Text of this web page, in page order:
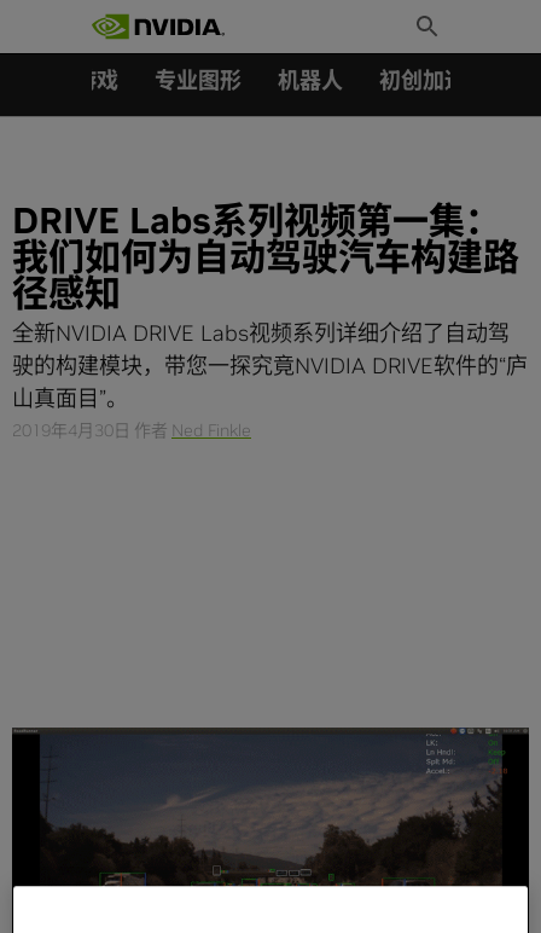
Toggle
Search
游戏 专业图形 机器人 初创加速会员成
DRIVE Labs系列视频第一集：
我们如何为自动驾驶汽车构建路
径感知
全新NVIDIA DRIVE Labs视频系列详细介绍了自动驾
驶的构建模块，带您一探究竟NVIDIA DRIVE软件的“庐
山真面目”。
2019年4月30日 作者 Ned Finkle